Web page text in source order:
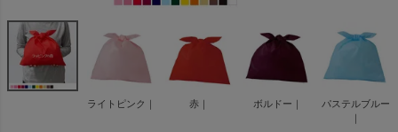
ライトピンク｜ 赤｜ ボルドー｜
パステルブルー